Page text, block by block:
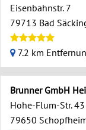
Eisenbahnstr. 7
79713 Bad
7.2 km
Brunner GmbH
Hohe-Flum-Str. 43
79650